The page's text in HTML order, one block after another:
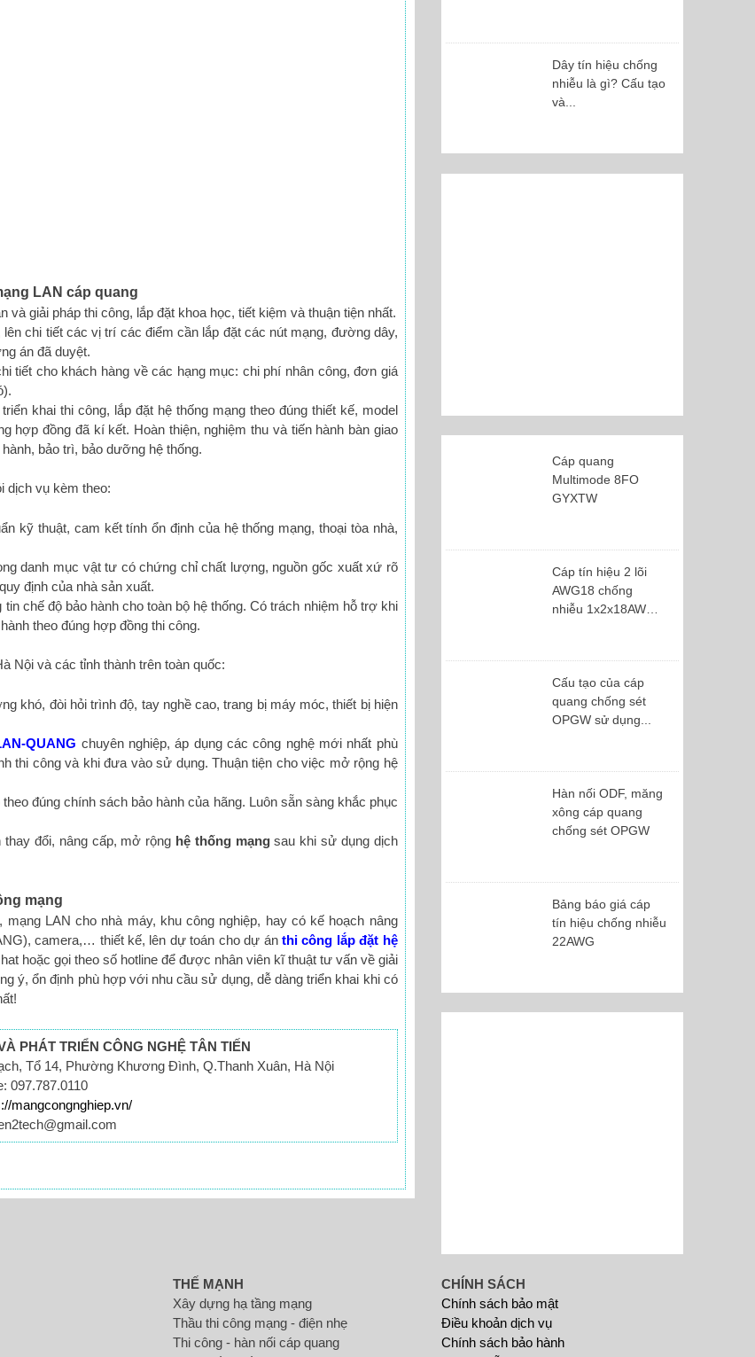
LAN cáp quang
giải pháp thi công, lắp đặt khoa học, tiết kiệm và thuận tiện nhất.
chi tiết các vị trí các điểm cần lắp đặt các nút mạng, đường dây,
án đã duyệt.
tiết cho khách hàng về các hạng mục: chi phí nhân công, đơn giá
khai thi công, lắp đặt hệ thống mạng theo đúng thiết kế, model
hợp đồng đã kí kết. Hoàn thiện, nghiệm thu và tiến hành bàn giao
bảo trì, bảo dưỡng hệ thống.
dịch vụ kèm theo:
kỹ thuật, cam kết tính ổn định của hệ thống mạng, thoại tòa nhà,
danh mục vật tư có chứng chỉ chất lượng, nguồn gốc xuất xứ rõ
định của nhà sản xuất.
chế độ bảo hành cho toàn bộ hệ thống. Có trách nhiệm hỗ trợ khi
theo đúng hợp đồng thi công.
Nội và các tỉnh thành trên toàn quốc:
khó, đòi hỏi trình độ, tay nghề cao, trang bị máy móc, thiết bị hiện
QUANG chuyên nghiệp, áp dụng các công nghệ mới nhất phù
thi công và khi đưa vào sử dụng. Thuận tiện cho việc mở rộng hệ
đúng chính sách bảo hành của hãng. Luôn sẵn sàng khắc phục
đổi, nâng cấp, mở rộng hệ thống mạngsau khi sử dụng dịch
mạng
LAN cho nhà máy, khu công nghiệp, hay có kế hoạch nâng
camera,… thiết kế, lên dự toán cho dự ánthi công lắp đặt hệ
hoặc gọi theo số hotline để được nhân viên kĩ thuật tư vấn về giải
ý, ổn định phù hợp với nhu cầu sử dụng, dễ dàng triển khai khi có
PHÁT TRIỂN CÔNG NGHỆ TÂN TIẾN
Tổ 14, Phường Khương Đình, Q.Thanh Xuân, Hà Nội
097.787.0110
mangcongnghiep.vn/
Dây tín hiệu chống
nhiễu là gì? Cấu tạo
và...
Cáp quang
Multimode 8FO
GYXTW
Cáp tín hiệu 2 lõi
AWG18 chống
nhiễu 1x2x18AWG
Cấu tạo của cáp
quang chống sét
OPGW sử dụng...
Hàn nối ODF, măng
xông cáp quang
chống sét OPGW
Bảng báo giá cáp
tín hiệu chống nhiễu
22AWG
THẾ MẠNH
Xây dựng hạ tầng mạng
Thầu thi công mạng - điện nhẹ
Thi công - hàn nối cáp quang
CHÍNH SÁCH
Chính sách bảo mật
Điều khoản dịch vụ
Chính sách bảo hành